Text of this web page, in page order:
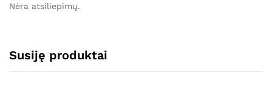
Nėra atsiliepimų.
Susiję produktai